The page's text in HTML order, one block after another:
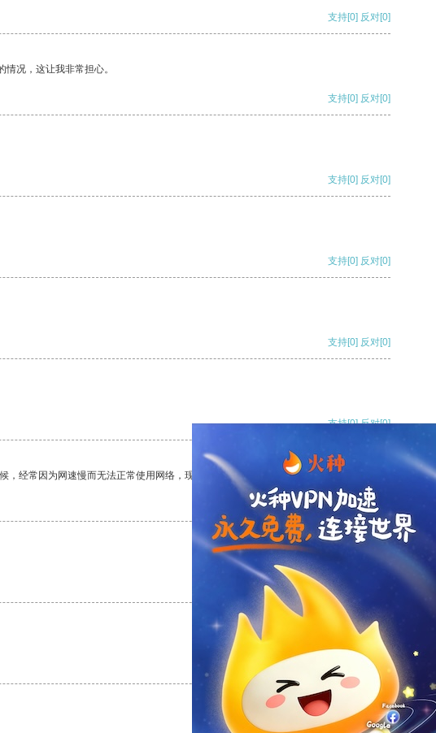
支持[0] 反对[0]
况，这让我非常担心。
支持[0] 反对[0]
支持[0] 反对[0]
支持[0] 反对[0]
支持[0] 反对[0]
支持[0] 反对[0]
经常因为网速慢而无法正常使用网络，现在有了这个app，我再也不用担心了。
支持[0] 反对
支持
支持 反对 [0]